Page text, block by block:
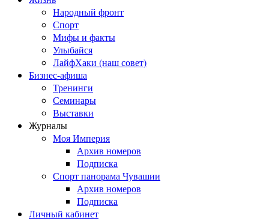
Народный фронт
Спорт
Мифы и факты
Улыбайся
ЛайфХаки (наш совет)
Бизнес-афиша
Тренинги
Семинары
Выставки
Журналы
Моя Империя
Архив номеров
Подписка
Спорт панорама Чувашии
Архив номеров
Подписка
Личный кабинет